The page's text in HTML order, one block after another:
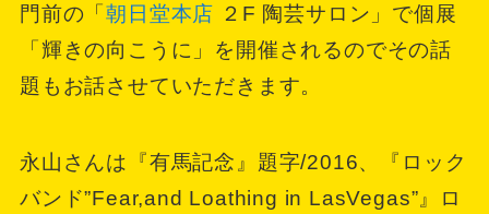
門前の「朝日堂本店 ２F 陶芸サロン」で個展
「輝きの向こうに」を開催されるのでその話
題もお話させていただきます。
永山さんは『有馬記念』題字/2016、『ロック
バンド”Fear,and Loathing in LasVegas”』ロ